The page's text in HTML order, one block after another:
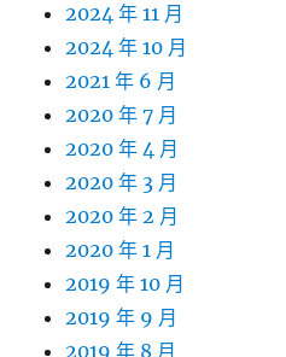
2024 年 11 月
2024 年 10 月
2021 年 6 月
2020 年 7 月
2020 年 4 月
2020 年 3 月
2020 年 2 月
2020 年 1 月
2019 年 10 月
2019 年 9 月
2019 年 8 月